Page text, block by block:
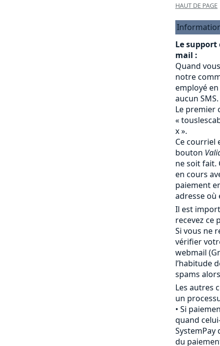
HAUT DE PAGE
Le
mail :
Quand
notre
employé en
aucun SMS.
Le premier
«
x ».
Ce courriel
bouton
ne soit fait.
en cours
paiement
adresse où
Il est
recevez ce
Si vous ne
vérifier
webmail
l’habitude
spams
Les autres
un
Si
quand
SystemPay
du